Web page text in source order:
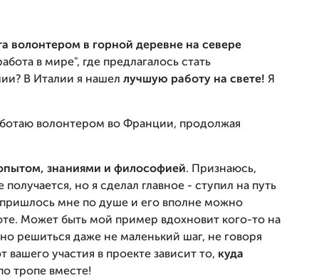
волонтером в горной деревне на севере
в мире", где предлагалось стать
В Италии я нашел лучшую работу на свете! Я
волонтером во Франции, продолжая
знаниями и философией. Признаюсь,
но я сделал главное - ступил на путь
мне по душе и его вполне можно
Может быть мой пример вдохновит кого-то на
решиться даже не маленький шаг, не говоря
участия в проекте зависит то, куда
тропе вместе!